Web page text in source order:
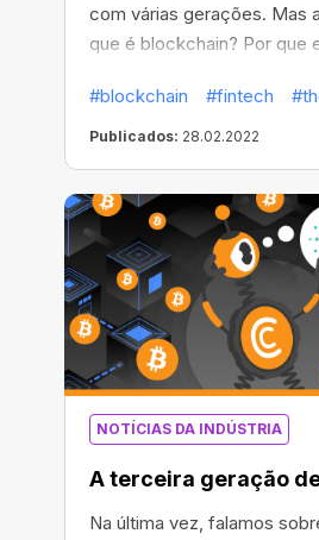
com várias gerações. Mas
que é blockchain? Por que
os blocos novos? Vamos
#blockchain #fintech
Publicados: 28.02.2022
NOTÍCIAS DA INDÚSTRIA
A terceira geração
Na última vez, falamos